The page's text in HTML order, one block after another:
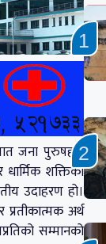
सात जना पुरुषहरू
शक्तिको
उदाहरण हो।
अर्थ
सम्मानको